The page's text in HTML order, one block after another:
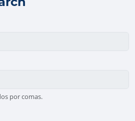
por comas.